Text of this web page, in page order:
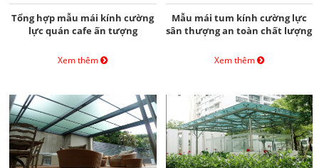
Tổng hợp mẫu mái kính cường
lực quán cafe ấn tượng
Xem thêm
Mẫu mái tum kính cường lực
sân thượng an toàn chất lượng
Xem thêm